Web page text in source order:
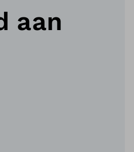
aan